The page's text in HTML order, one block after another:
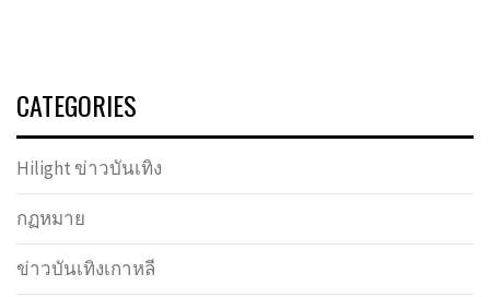
CATEGORIES
Hilight ข่าวบันเทิง
กฏหมาย
ข่าวบันเทิงเกาหลี